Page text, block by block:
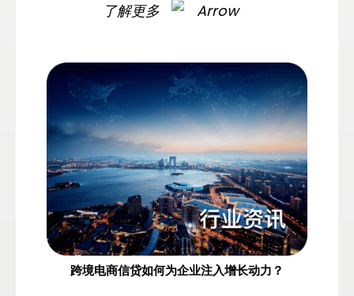
了解更多
跨境电商信贷如何为企业注入增长动力？